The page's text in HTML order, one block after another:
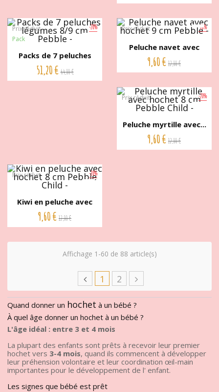
-20%
Prix réduit
Pack
Packs de 7 peluches
légumes...
51,20 € 64,00 €
-20%
Prix réduit
Peluche navet avec
hochet 9...
9,60 € 12,00 €
-20%
Prix réduit
Peluche myrtille avec...
9,60 € 12,00 €
-20%
Prix réduit
Kiwi en peluche avec
hochet...
9,60 € 12,00 €
Affichage 1-60 de 88 article(s)
1 2
Quand donner un hochet à un bébé ?
À quel âge donner un hochet à un bébé ?
L'âge idéal : entre 3 et 4 mois
La plupart des enfants sont prêts à recevoir leur premier
hochet vers 3-4 mois, quand ils commencent à développer
leur préhension volontaire et leur coordination œil-main
importantes pour le développement de l' enfant.
Les signes que bébé est prêt